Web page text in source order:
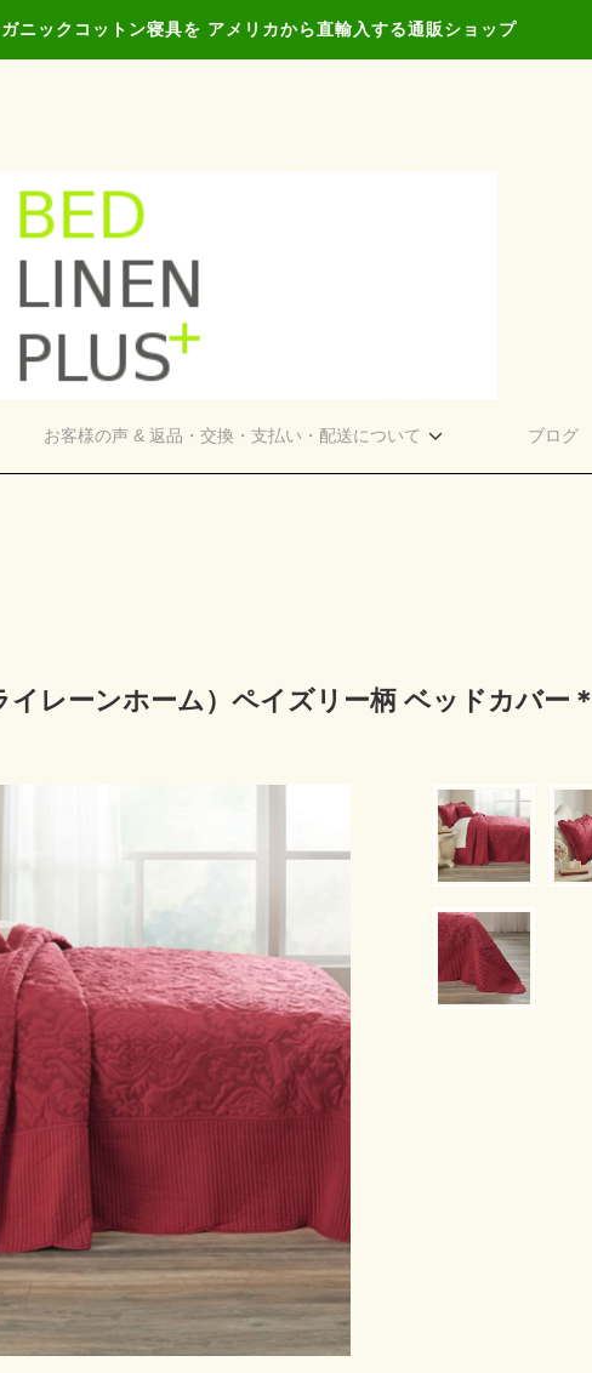
ニックコットン寝具を アメリカから直輸入する通販ショップ
お客様の声 & 返品・交換・支払い・配送について ブログ
イレーンホーム）ペイズリー柄 ベッドカバ